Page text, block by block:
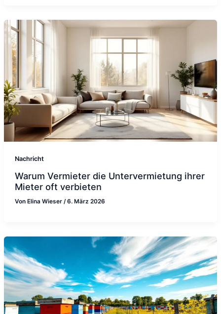
Nachricht
Warum Vermieter die Untervermietung ihrer
Mieter oft verbieten
Von Elina Wieser /6. März 2026